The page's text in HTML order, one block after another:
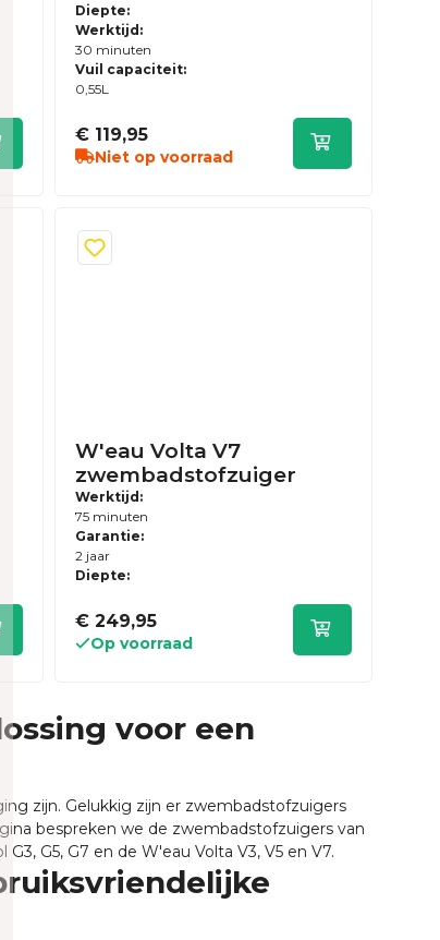
zwembadstofzuiger
Diepte:
Werktijd:
30 minuten
Vuil capaciteit:
0,55L
€ 119,95
Niet op voorraad
W'eau Volta V7
zwembadstofzuiger
Werktijd:
75 minuten
Garantie:
2 jaar
Diepte:
€ 249,95
Op voorraad
voor een
zijn. Gelukkig zijn er zwembadstofzuigers
bespreken we de zwembadstofzuigers van
G5, G7 en de W'eau Volta V3, V5 en V7.